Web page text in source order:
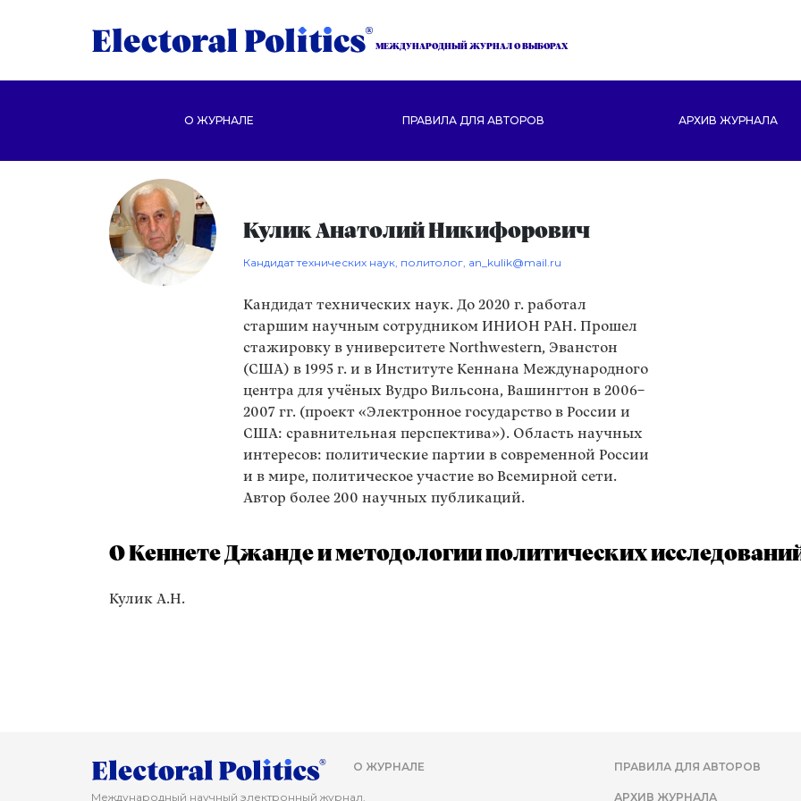
МЕЖДУНАРОДНЫЙ ЖУРНАЛ О ВЫБОРАХ
О ЖУРНАЛЕ ПРАВИЛА ДЛЯ АВТОРОВ АРХИВ ЖУРНАЛА
Кулик Анатолий Никифорович
Кандидат технических наук, политолог, an_kulik@mail.ru
Кандидат технических наук. До 2020 г. работал
старшим научным сотрудником ИНИОН РАН. Прошел
стажировку в университете Northwestern, Эванстон
(США) в 1995 г. и в Институте Кеннана Международного
центра для учёных Вудро Вильсона, Вашингтон в 2006–
2007 гг. (проект «Электронное государство в России и
США: сравнительная перспектива»). Область научных
интересов: политические партии в современной России
и в мире, политическое участие во Всемирной сети.
Автор более 200 научных публикаций.
О Кеннете Джанде и методологии политических
Кулик А.Н.
О ЖУРНАЛЕ
Международный научный электронный журнал.
ПРАВИЛА ДЛЯ АВТОРОВ
АРХИВ ЖУРНАЛА